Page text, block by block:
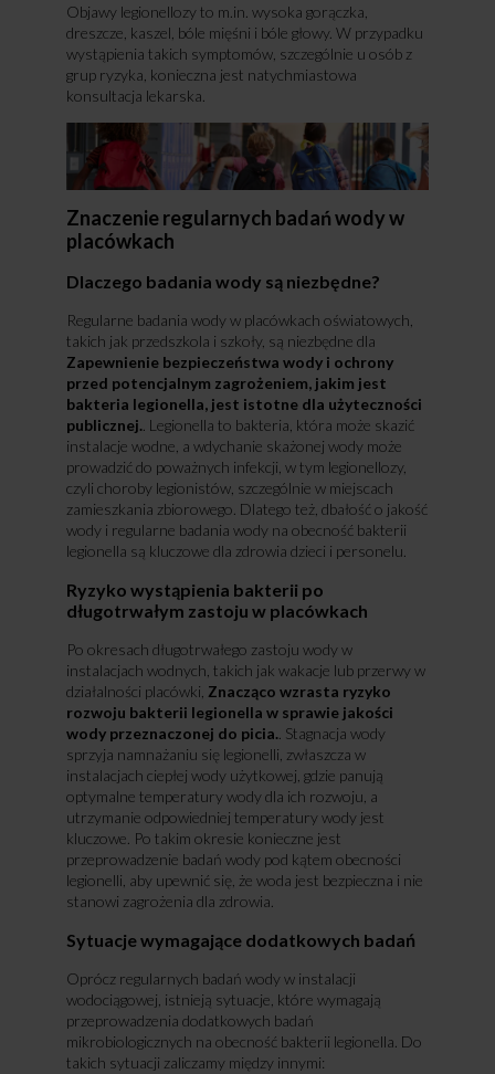
Objawy legionellozy to m.in. wysoka gorączka,
dreszcze, kaszel, bóle mięśni i bóle głowy. W przypadku
wystąpienia takich symptomów, szczególnie u osób z
grup ryzyka, konieczna jest natychmiastowa
konsultacja lekarska.
Znaczenie regularnych badań wody w
placówkach
Dlaczego badania wody są niezbędne?
Regularne badania wody w placówkach oświatowych,
takich jak przedszkola i szkoły, są niezbędne dla
Zapewnienie bezpieczeństwa wody i ochrony
przed potencjalnym zagrożeniem, jakim jest
bakteria legionella, jest istotne dla użyteczności
publicznej.. Legionella to bakteria, która może skazić
instalacje wodne, a wdychanie skażonej wody może
prowadzić do poważnych infekcji, w tym legionellozy,
czyli choroby legionistów, szczególnie w miejscach
zamieszkania zbiorowego. Dlatego też, dbałość o jakość
wody i regularne badania wody na obecność bakterii
legionella są kluczowe dla zdrowia dzieci i personelu.
Ryzyko wystąpienia bakterii po
długotrwałym zastoju w placówkach
Po okresach długotrwałego zastoju wody w
instalacjach wodnych, takich jak wakacje lub przerwy w
działalności placówki, Znacząco wzrasta ryzyko
rozwoju bakterii legionella w sprawie jakości
wody przeznaczonej do picia.. Stagnacja wody
sprzyja namnażaniu się legionelli, zwłaszcza w
instalacjach ciepłej wody użytkowej, gdzie panują
optymalne temperatury wody dla ich rozwoju, a
utrzymanie odpowiedniej temperatury wody jest
kluczowe. Po takim okresie konieczne jest
przeprowadzenie badań wody pod kątem obecności
legionelli, aby upewnić się, że woda jest bezpieczna i nie
stanowi zagrożenia dla zdrowia.
Sytuacje wymagające dodatkowych badań
Oprócz regularnych badań wody w instalacji
wodociągowej, istnieją sytuacje, które wymagają
przeprowadzenia dodatkowych badań
mikrobiologicznych na obecność bakterii legionella. Do
takich sytuacji zaliczamy między innymi: